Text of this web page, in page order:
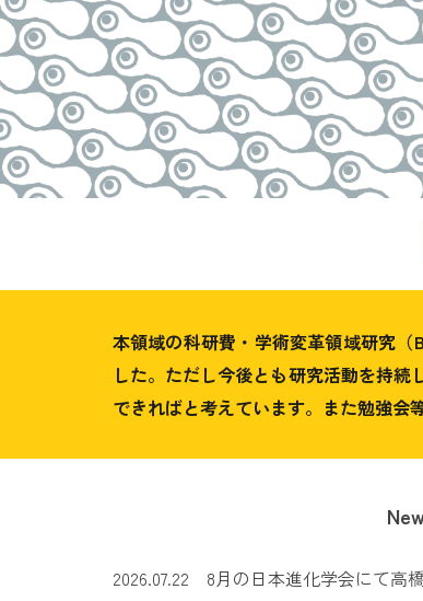
本領域の科研費・学術変革領域研究
した。ただし今後とも研究活動を持
できればと考えています。また勉強会
2026.07.22 8月の日本進化学会にて高